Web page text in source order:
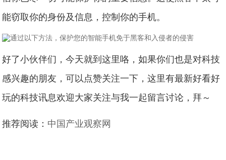
能窃取你的身份及信息，控制你的手机。
好了小伙伴们，今天就到这里咯，如果你们也是对科技
感兴趣的朋友，可以点赞关注一下，这里有最新好看好
玩的科技讯息欢迎大家关注与我一起留言讨论，拜～
推荐阅读： 中国产业观察网